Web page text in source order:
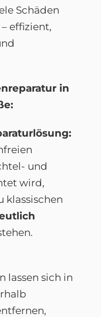
Schäden
effizient,
in
und
wird,
klassischen
lassen sich in